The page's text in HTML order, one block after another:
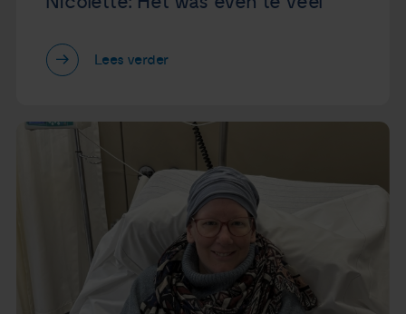
Lees verder